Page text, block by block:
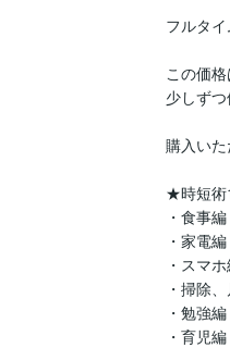
フルタ
この価
少しず
購入い
★時短術
・食事編
・家電編
・スマ
・掃除
・勉強編
・育児編